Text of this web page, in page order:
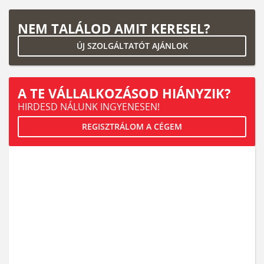
NEM TALÁLOD AMIT KERESEL?
ÚJ SZOLGÁLTATÓT AJÁNLOK
A TE VÁLLALKOZÁSOD HIÁNYZIK?
HIRDESD NÁLUNK INGYENESEN!
REGISZTRÁLOM A CÉGEM